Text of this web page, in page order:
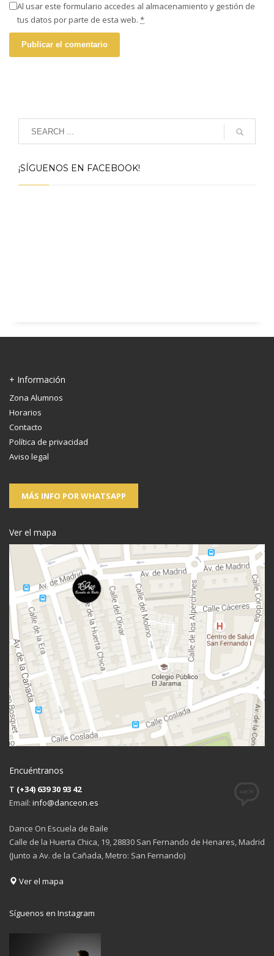
Al usar este formulario accedes al almacenamiento y gestión de
tus datos por parte de esta web. *
¡SÍGUENOS EN FACEBOOK!
+ Información
Zona Alumnos
Horarios
Contacto
Política de privacidad
Aviso legal
MÁS INFO POR WHATSAPP
Ver el mapa
Encuéntranos
T (+34) 639 30 93 42
Email: info@danceon.es
Dance On Escuela de Baile
Calle de la Huerta Chica, 19, 28830 San Fernando de Henares, Madrid
(Junto a Av. de la Cañada, Metro: San Fernando)
Ver el mapa
Síguenos en Instagram